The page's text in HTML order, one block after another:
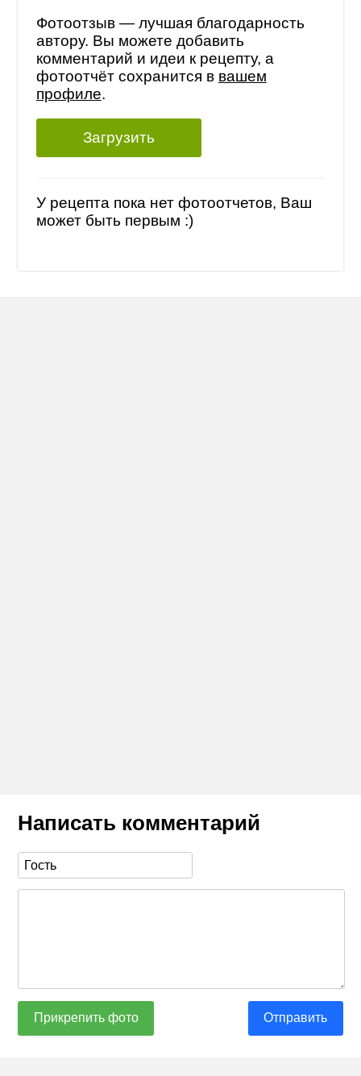
Фотоотзыв — лучшая благодарность
автору. Вы можете добавить
комментарий и идеи к рецепту, а
фотоотчёт сохранится в вашем
профиле.
Загрузить
У рецепта пока нет фотоотчетов, Ваш
может быть первым :)
Написать комментарий
Прикрепить фото Отправить